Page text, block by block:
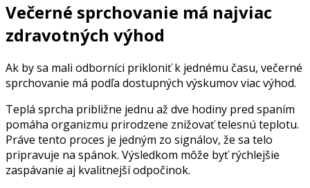
Večerné sprchovanie má najviac
zdravotných výhod
Ak by sa mali odborníci prikloniť k jednému času, večerné
sprchovanie má podľa dostupných výskumov viac výhod.
Teplá sprcha približne jednu až dve hodiny pred spaním
pomáha organizmu prirodzene znižovať telesnú teplotu.
Práve tento proces je jedným zo signálov, že sa telo
pripravuje na spánok. Výsledkom môže byť rýchlejšie
zaspávanie aj kvalitnejší odpočinok.